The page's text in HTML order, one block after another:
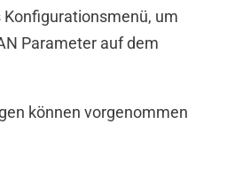
um
Parameter auf dem
können vorgenommen